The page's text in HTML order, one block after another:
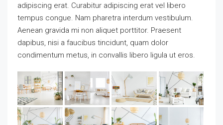
adipiscing erat. Curabitur adipiscing erat vel libero
tempus congue. Nam pharetra interdum vestibulum.
Aenean gravida mi non aliquet porttitor. Praesent
dapibus, nisi a faucibus tincidunt, quam dolor
condimentum metus, in convallis libero ligula ut eros.